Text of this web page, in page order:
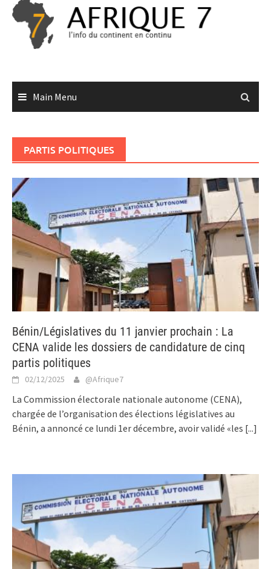
Skip
content
Main Menu
PARTIS POLITIQUES
Bénin/Législatives du 11 janvier prochain : La
CENA valide les dossiers de candidature de cinq
partis politiques
02/12/2025 @Afrique7
La Commission électorale nationale autonome (CENA),
chargée de l’organisation des élections législatives au
Bénin, a annoncé ce lundi 1er décembre, avoir validé «les [...]